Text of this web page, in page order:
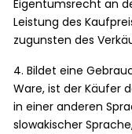
Eigentumsrecht an
Leistung des
zugunsten des
4. Bildet eine
Ware, ist der Käufer
in einer anderen
slowakischer